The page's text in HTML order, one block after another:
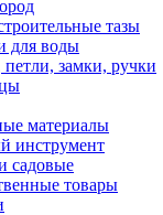
тазы
для воды
петли, замки, ручки
материалы
инструмент
садовые
товары